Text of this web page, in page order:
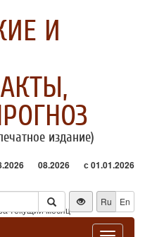
И
издание)
08.2026 с 01.01.2026
текущий месяц
Ru En